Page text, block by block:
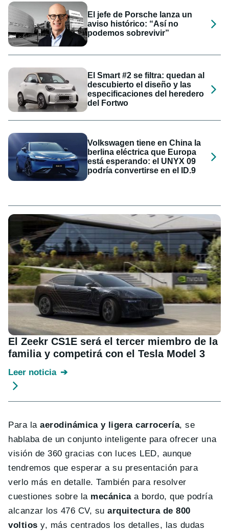
El jefe de Porsche lanza un
aviso histórico: “Así no
podemos sobrevivir”
El Smart #2 se filtra: quedan al
descubierto el diseño y las
especificaciones del heredero
del Fortwo
Volkswagen tiene en China la
berlina eléctrica que Europa
está esperando: el UNYX 09
podría convertirse en el ID.9
El Zeekr CS1E será el tercer miembro de la
familia y competirá con el Tesla Model 3
Leer noticia
Para laaerodinámica y ligera carrocería, se
hablaba de un conjunto inteligente para ofrecer una
visión de 360 gracias con luces LED, aunque
tendremos que esperar a su presentación para
verlo más en detalle. También para resolver
cuestiones sobre la mecánicaa bordo, que podría
alcanzar los 476 CV, suarquitectura de 800
voltios y, más centrados los detalles, las dudas